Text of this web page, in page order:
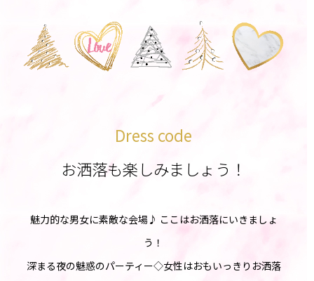
Dress code
お洒落も楽しみましょう！
魅力的な男女に素敵な会場♪ ここはお洒落にいきましょ
う！
深まる夜の魅惑のパーティー◇女性はおもいっきりお洒落